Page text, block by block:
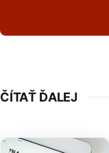
ČÍTAŤ ĎALEJ